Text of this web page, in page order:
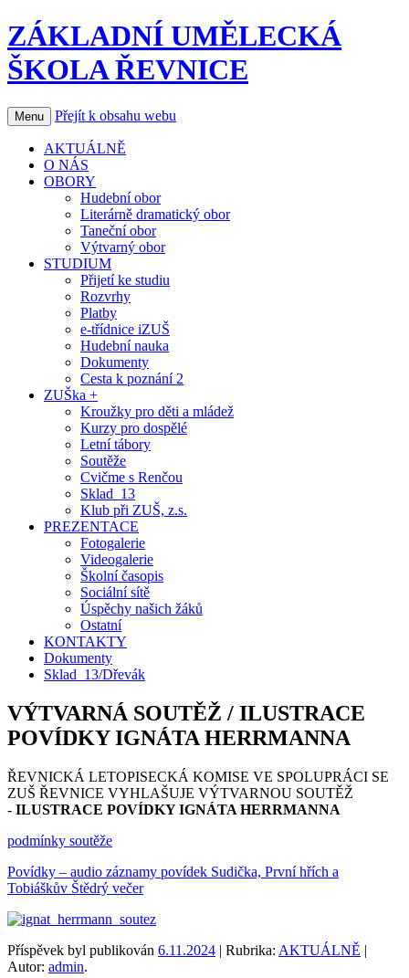
ZÁKLADNÍ UMĚLECKÁ
ŠKOLA ŘEVNICE
Menu Přejít k obsahu webu
AKTUÁLNĚ
O NÁS
OBORY
Hudební obor
Literárně dramatický obor
Taneční obor
Výtvarný obor
STUDIUM
Přijetí ke studiu
Rozvrhy
Platby
e-třídnice iZUŠ
Hudební nauka
Dokumenty
Cesta k poznání 2
ZUŠka +
Kroužky pro děti a mládež
Kurzy pro dospělé
Letní tábory
Soutěže
Cvičme s Renčou
Sklad_13
Klub při ZUŠ, z.s.
PREZENTACE
Fotogalerie
Videogalerie
Školní časopis
Sociální sítě
Úspěchy našich žáků
Ostatní
KONTAKTY
Dokumenty
Sklad_13/Dřevák
VÝTVARNÁ SOUTĚŽ / ILUSTRACE
POVÍDKY IGNÁTA HERRMANNA
ŘEVNICKÁ LETOPISECKÁ KOMISE VE SPOLUPRÁCI SE
ZUŠ ŘEVNICE VYHLAŠUJE VÝTVARNOU SOUTĚŽ
- ILUSTRACE POVÍDKY IGNÁTA HERRMANNA
podmínky soutěže
Povídky – audio záznamy povídek Sudička, První hřích a
Tobiáškův Štědrý večer
Příspěvek byl publikován 6.11.2024 | Rubrika: AKTUÁLNĚ |
Autor: admin.